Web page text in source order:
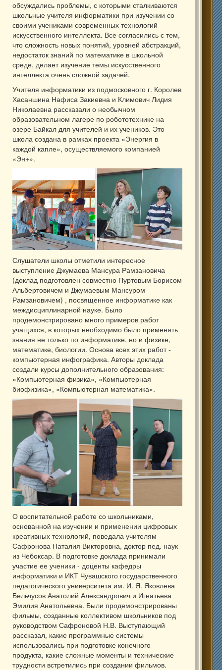
обсуждались проблемы, с которыми сталкиваются
школьные учителя информатики при изучении со
своими учениками современных технологий
искусственного интеллекта. Все согласились с тем,
что сложность новых понятий, уровней абстракций,
недостаток знаний по математике в школьной
среде, делает изучение темы искусственного
интеллекта очень сложной задачей.
Учителя информатики из подмосковного г. Королев
Хасаншина Нафиса Закиевна и Климович Лидия
Николаевна рассказали о необычном
образовательном лагере по робототехнике на
озере Байкал для учителей и их учеников. Это
школа создана в рамках проекта «Энергия в
каждой капле», осуществляемого компанией
«Эн+».
Слушатели школы отметили интересное
выступление Джумаева Мансура Рамзановича
(доклад подготовлен совместно Пуртовым Борисом
Альбертовичем и Джумаевым Мансуром
Рамзановичем) , посвященное информатике как
междисциплинарной науке. Было
продемонстрировано много примеров работ
учащихся, в которых необходимо было применять
знания не только по информатике, но и физике,
математике, биологии. Основа всех этих работ -
компьютерная инфографика. Авторы доклада
создали курсы дополнительного образования:
«Компьютерная физика», «Компьютерная
биофизика», «Компьютерная математика».
О воспитательной работе со школьниками,
основанной на изучении и применении цифровых
креативных технологий, поведала учителям
Сафронова Наталия Викторовна, доктор пед. наук
из Чебоксар. В подготовке доклада принимали
участие ее ученики - доценты кафедры
информатики и ИКТ Чувашского государственного
педагогического университета им. И. Я. Яковлева
Бельчусов Анатолий Александрович и Игнатьева
Эмилия Анатольевна. Были продемонстрированы
фильмы, созданные коллективом школьников под
руководством Сафроновой Н.В. Выступающий
рассказал, какие программные системы
использовались при подготовке конечного
продукта, какие сложные моменты и технические
трудности встретились при создании фильмов.